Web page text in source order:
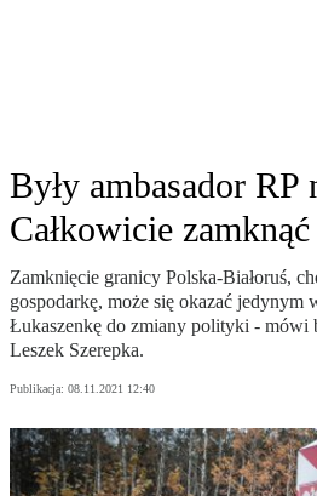
Były ambasador RP
Całkowicie
Zamknięcie granicy Polska-Białoruś,
gospodarkę, może się okazać jedynym
Łukaszenkę do zmiany polityki - mówi
Leszek Szerepka.
Publikacja: 08.11.2021 12:40